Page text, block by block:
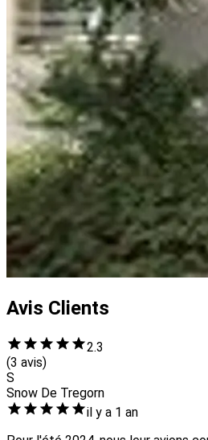
Avis Clients
2.3
(3 avis)
S
Snow De Tregorn
il y a 1 an